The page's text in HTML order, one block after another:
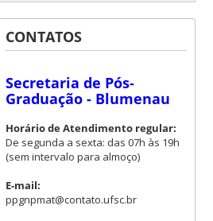
CONTATOS
Secretaria de Pós-
Graduação - Blumenau
Horário de Atendimento regular:
De segunda a sexta: das 07h às 19h
(sem intervalo para almoço)
E-mail:
ppgnpmat@contato.ufsc.br